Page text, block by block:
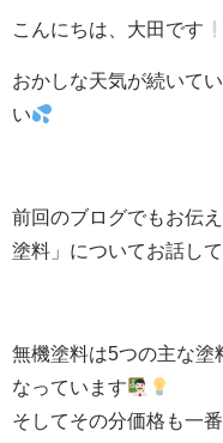
こんにちは、大田です
おかしな天気が続いて
い
前回のブログでもお伝
塗料」についてお話し
無機塗料は5つの主な塗
なっています
そしてその分価格も一